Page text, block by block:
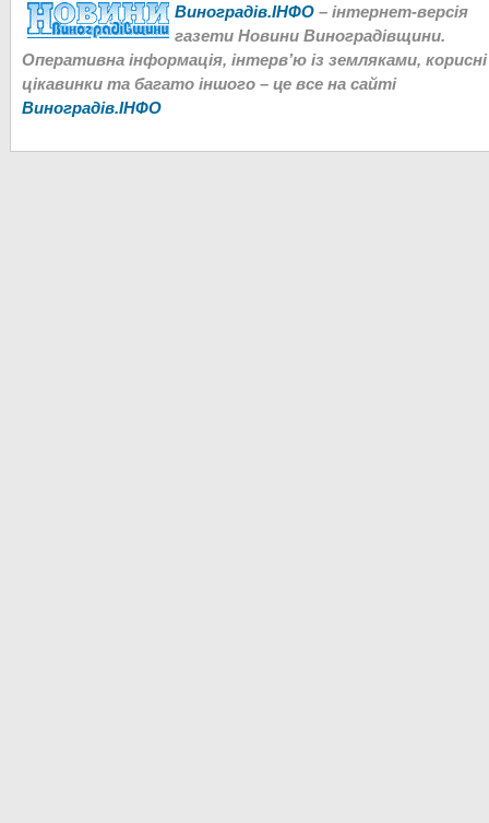
Виноградів.ІНФО – інтернет-версія
газети Новини Виноградівщини.
Оперативна інформація, інтерв’ю із земляками, корисні
цікавинки та багато іншого – це все на сайті
Виноградів.ІНФО